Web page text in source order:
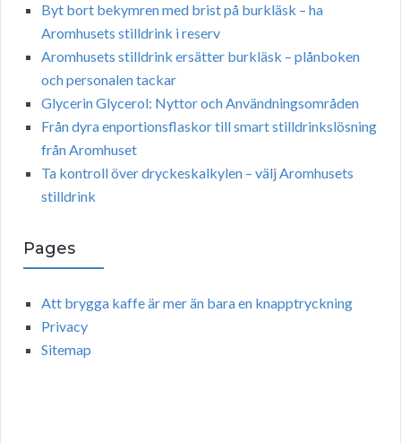
Byt bort bekymren med brist på burkläsk – ha
Aromhusets stilldrink i reserv
Aromhusets stilldrink ersätter burkläsk – plånboken
och personalen tackar
Glycerin Glycerol: Nyttor och Användningsområden
Från dyra enportionsflaskor till smart stilldrinkslösning
från Aromhuset
Ta kontroll över dryckeskalkylen – välj Aromhusets
stilldrink
Pages
Att brygga kaffe är mer än bara en knapptryckning
Privacy
Sitemap